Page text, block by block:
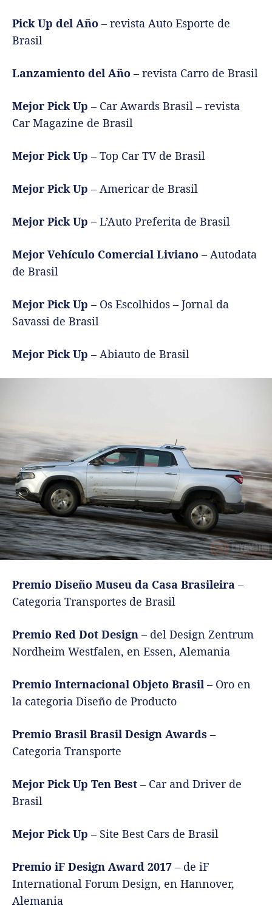
Pick Up del Año – revista Auto Esporte de
Brasil
Lanzamiento del Año – revista Carro de Brasil
Mejor Pick Up – Car Awards Brasil – revista
Car Magazine de Brasil
Mejor Pick Up – Top Car TV de Brasil
Mejor Pick Up – Americar de Brasil
Mejor Pick Up – L’Auto Preferita de Brasil
Mejor Vehículo Comercial Liviano – Autodata
de Brasil
Mejor Pick Up – Os Escolhidos – Jornal da
Savassi de Brasil
Mejor Pick Up – Abiauto de Brasil
Premio Diseño Museu da Casa Brasileira –
Categoria Transportes de Brasil
Premio Red Dot Design – del Design Zentrum
Nordheim Westfalen, en Essen, Alemania
Premio Internacional Objeto Brasil – Oro en
la categoria Diseño de Producto
Premio Brasil Brasil Design Awards –
Categoria Transporte
Mejor Pick Up Ten Best – Car and Driver de
Brasil
Mejor Pick Up – Site Best Cars de Brasil
Premio iF Design Award 2017 – de iF
International Forum Design, en Hannover,
Alemania